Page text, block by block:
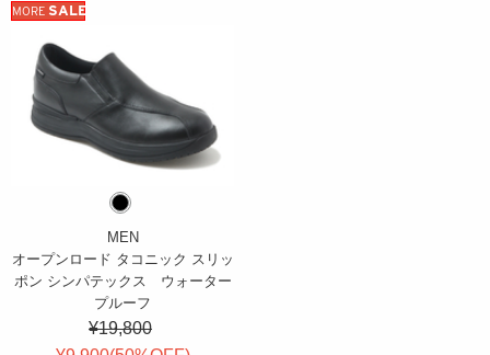
MORE SALE
MEN
オープンロード タコニック スリッ
ポン シンパテックス ウォーター
プルーフ
¥19,800